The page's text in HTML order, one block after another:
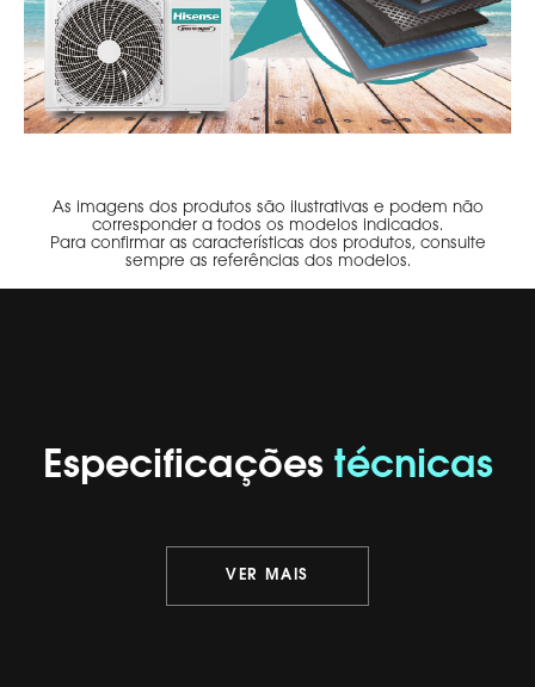
As imagens dos produtos são ilustrativas e podem não
corresponder a todos os modelos indicados.
Para confirmar as características dos produtos, consulte
sempre as referências dos modelos.
Especificações técnicas
VER MAIS